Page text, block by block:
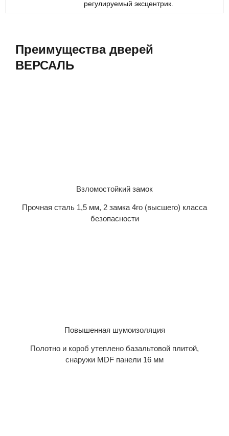
регулируемый эксцентрик.
Преимущества дверей
ВЕРСАЛЬ
Взломостойкий замок
Прочная сталь 1,5 мм, 2 замка 4го (высшего) класса
безопасности
Повышенная шумоизоляция
Полотно и короб утеплено базальтовой плитой,
снаружи MDF панели 16 мм